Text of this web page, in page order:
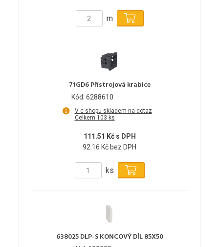
m
71GD6 Přístrojová krabice
Kód: 6288610
V e-shopu skladem na dotaz
Celkem 103 ks
111.51 Kč s DPH
92.16 Kč bez DPH
ks
638025 DLP-S KONCOVÝ DÍL 85X50